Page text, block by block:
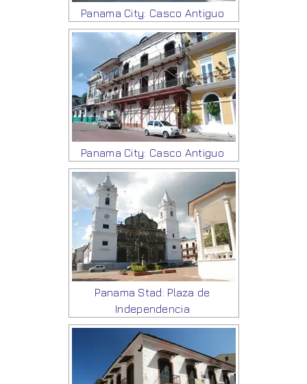
Panama City: Casco Antiguo
Panama City: Casco Antiguo
Panama Stad: Plaza de
Independencia